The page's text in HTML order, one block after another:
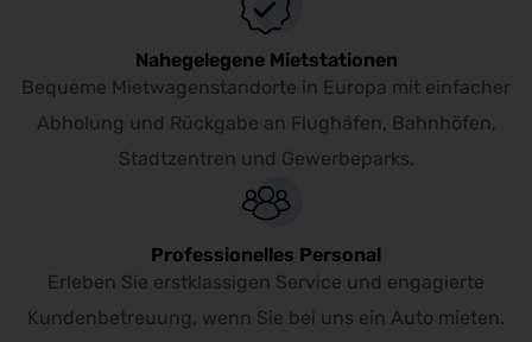
Nahegelegene Mietstationen
Bequeme Mietwagenstandorte in Europa mit einfacher
Abholung und Rückgabe an Flughäfen, Bahnhöfen,
Stadtzentren und Gewerbeparks.
Professionelles Personal
Erleben Sie erstklassigen Service und engagierte
Kundenbetreuung, wenn Sie bei uns ein Auto mieten.